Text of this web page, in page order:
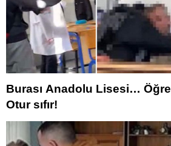
Burası Anadolu Lisesi…
Otur sıfır!